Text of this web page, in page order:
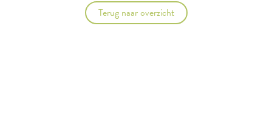
Terug naar overzicht